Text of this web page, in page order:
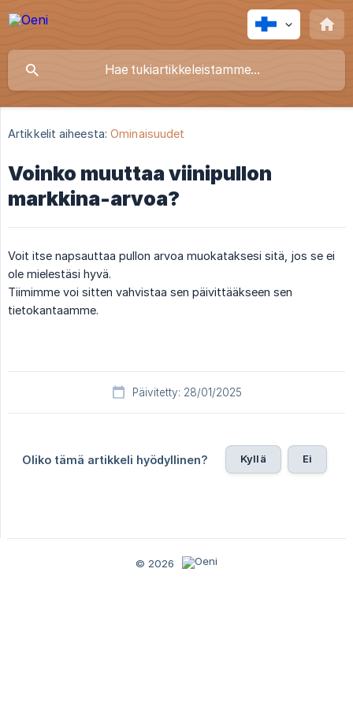
Artikkelit aiheesta: Ominaisuudet
Voinko muuttaa viinipullon
markkina-arvoa?
Voit itse napsauttaa pullon arvoa muokataksesi sitä, jos se ei
ole mielestäsi hyvä.
Tiimimme voi sitten vahvistaa sen päivittääkseen sen
tietokantaamme.
Päivitetty: 28/01/2025
Oliko tämä artikkeli hyödyllinen? Kyllä Ei
© 2026